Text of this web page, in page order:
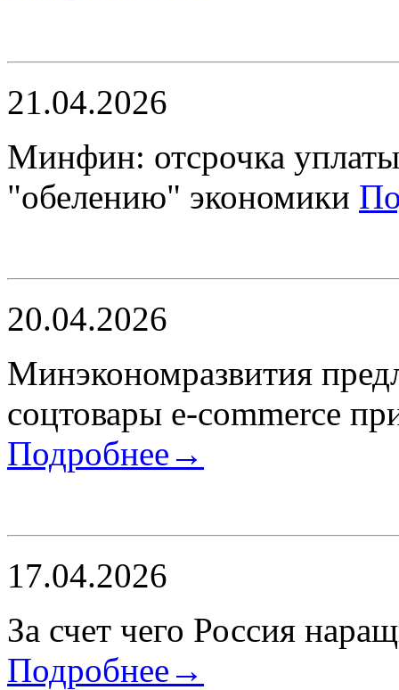
21.04.2026
Минфин: отсрочка
"обелению" экономики
20.04.2026
​Минэкономразвития
соцтовары e-commerce
Подробнее→
17.04.2026
​За счет чего Россия
Подробнее→